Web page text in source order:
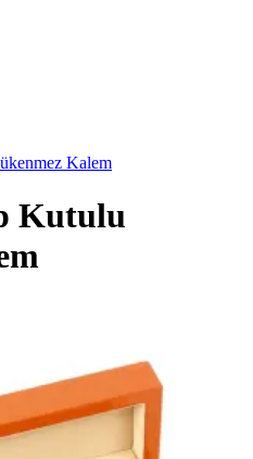
Kalem
Kutulu